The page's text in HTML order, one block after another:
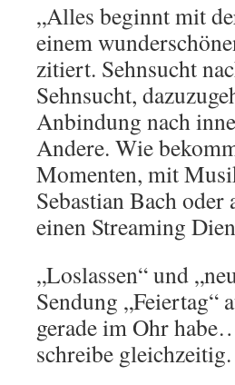
„Alles beginnt mit
einem
zitiert. Sehnsucht
Sehnsucht,
Anbindung nach
Andere. Wie
Momenten, mit
Sebastian Bach
einen Streaming
„Loslassen“ und
Sendung
gerade im Ohr
schreibe gleichzeitig.